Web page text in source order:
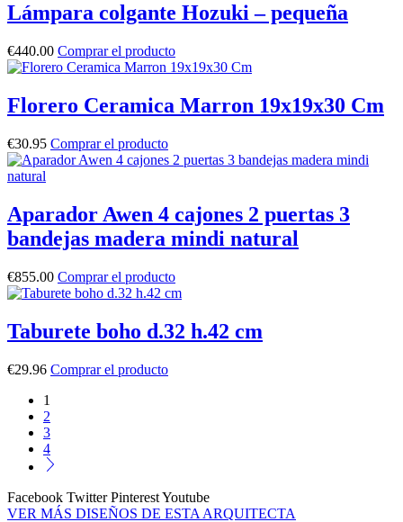
Lámpara colgante Hozuki – pequeña
€440.00 Comprar el producto
Florero Ceramica Marron 19x19x30 Cm
€30.95 Comprar el producto
Aparador Awen 4 cajones 2 puertas 3
bandejas madera mindi natural
€855.00 Comprar el producto
Taburete boho d.32 h.42 cm
€29.96 Comprar el producto
1
2
3
4
Facebook Twitter PinterestYoutube
VER MÁS DISEÑOS DE ESTA ARQUITECTA